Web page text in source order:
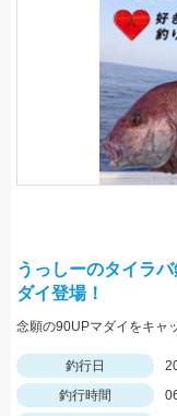
うっしーのタイラ
ダイ登場！
釣行日
釣行時間